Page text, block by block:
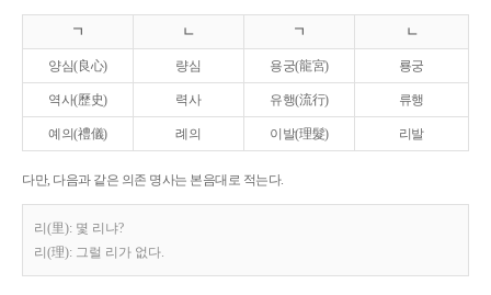
ㄱ ㄴ ㄱ ㄴ
양심(良心) 량심 용궁(龍宮) 룡궁
역사(歷史) 력사 유행(流行) 류행
예의(禮儀) 례의 이발(理髮) 리발
다만, 다음과 같은 의존 명사는 본음대로 적는다.
리(里): 몇 리냐?
리(理): 그럴 리가 없다.